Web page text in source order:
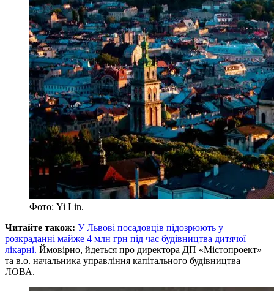
Фото: Yi Lin.
Читайте також: У Львові посадовців підозрюють у
розкраданні майже 4 млн грн під час будівництва дитячої
лікарні. Ймовірно, йдеться про директора ДП «Містопроект»
та в.о. начальника управління капітального будівництва
ЛОВА.